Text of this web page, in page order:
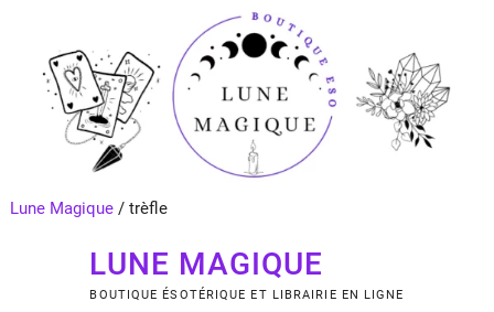
content
Lune Magique/ trèfle
LUNE MAGIQUE
BOUTIQUE ÉSOTÉRIQUE ET LIBRAIRIE EN LIGNE